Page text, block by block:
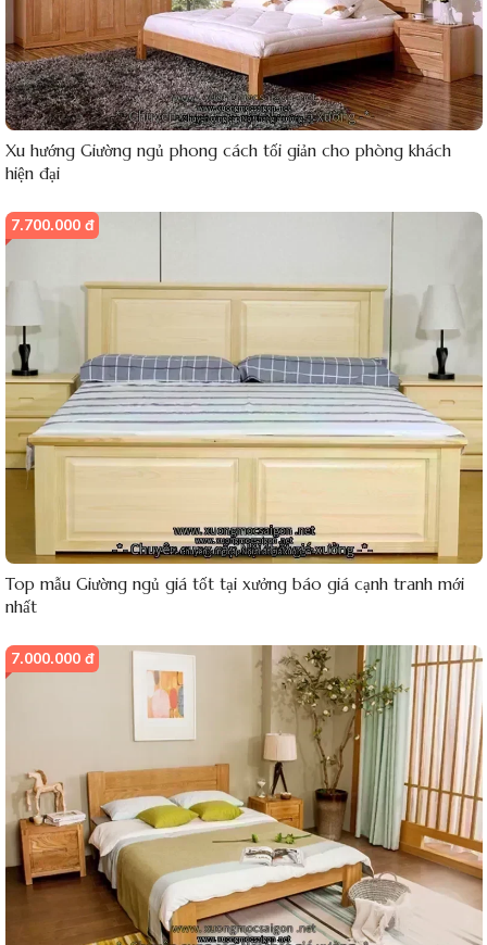
Xu hướng Giường ngủ phong cách tối giản cho phòng khách
hiện đại
7.700.000 đ
Top mẫu Giường ngủ giá tốt tại xưởng báo giá cạnh tranh mới
nhất
7.000.000 đ